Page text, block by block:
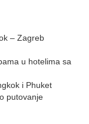
– Zagreb
u hotelima sa
i Phuket
putovanje